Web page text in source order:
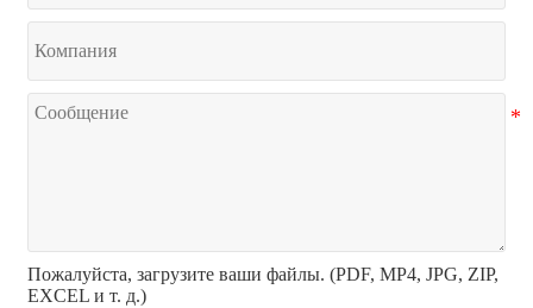
Пожалуйста, загрузите ваши файлы. (PDF, MP4, JPG, ZIP,
EXCEL и т. д.)